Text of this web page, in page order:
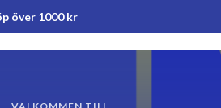
över 1000 kr